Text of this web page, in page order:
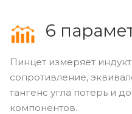
6
Пинцет измеряет
сопротивление,
тангенс угла потерь и
компонентов.